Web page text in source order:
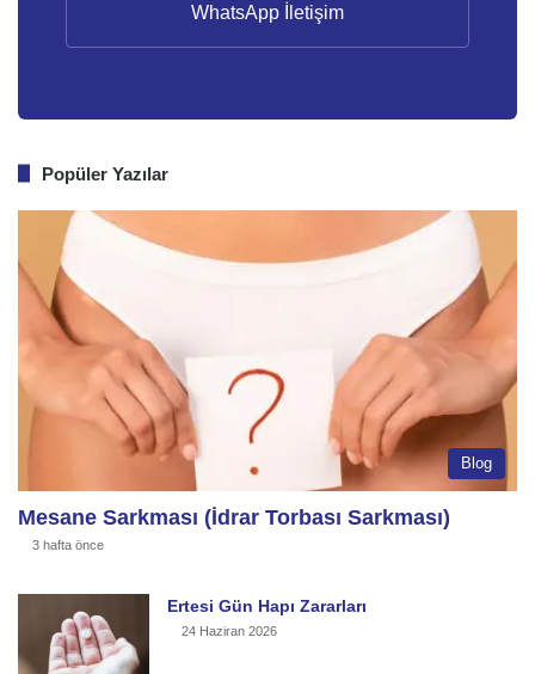
WhatsApp İletişim
Popüler Yazılar
Blog
Mesane Sarkması (İdrar Torbası Sarkması)
3 hafta önce
Ertesi Gün Hapı Zararları
24 Haziran 2026